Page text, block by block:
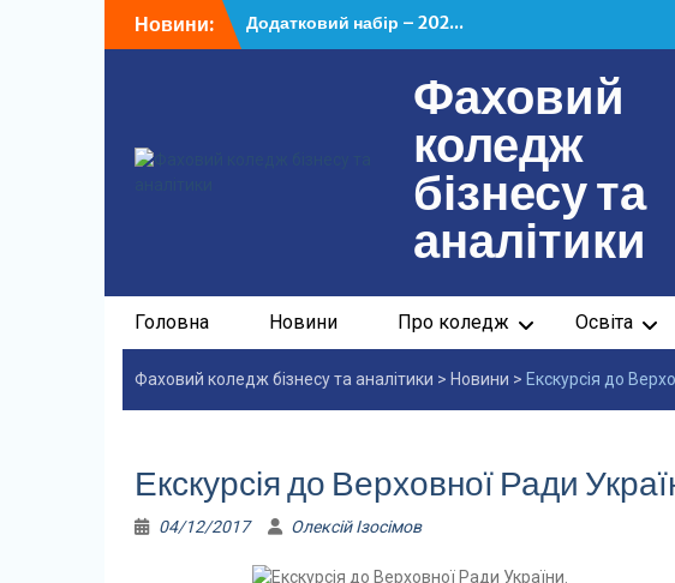
доНовини:
Додатковий набір – 202...
У ФКБА НАСОА відбулася...
Фаховий
коледж
бізнесу та
аналітики
Головна Новини Про коледж Освіта
Фаховий коледж бізнесу та аналітики > Новини > Екскурсія до
Екскурсія до Верховної Ради
04/12/2017 Олексій Ізосімов